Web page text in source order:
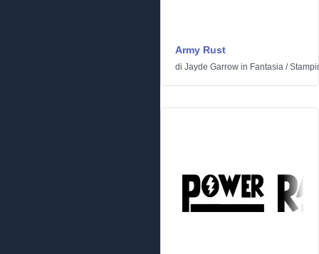
Army Rust
di Jayde Garrow in Fantasia /